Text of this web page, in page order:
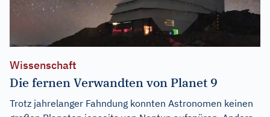
Wissenschaft
Die fernen Verwandten von Planet 9
Trotz jahrelanger Fahndung konnten Astronomen keinen